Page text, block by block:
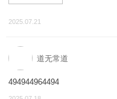
2025.07.21
道无常道
494944964494